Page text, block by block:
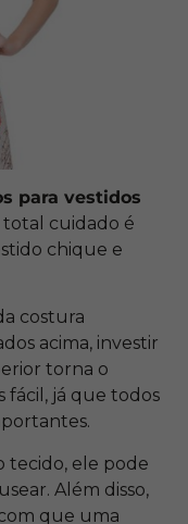
para vestidos
cuidado é
chique e
costura
acima, investir
torna o
fácil, já que todos
tecido, ele pode
Além disso,
que uma